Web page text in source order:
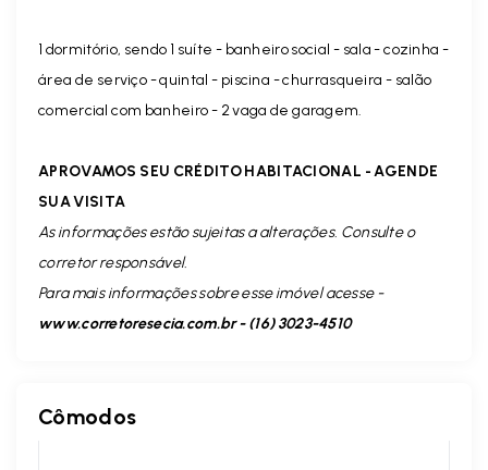
1 dormitório, sendo 1 suíte - banheiro social - sala - cozinha -
área de serviço - quintal - piscina - churrasqueira - salão
comercial com banheiro - 2 vaga de garagem.
APROVAMOS SEU CRÉDITO HABITACIONAL - AGENDE
SUA VISITA
As informações estão sujeitas a alterações. Consulte o
corretor responsável.
Para mais informações sobre esse imóvel acesse -
www.corretoresecia.com.br - (16) 3023-4510
Cômodos